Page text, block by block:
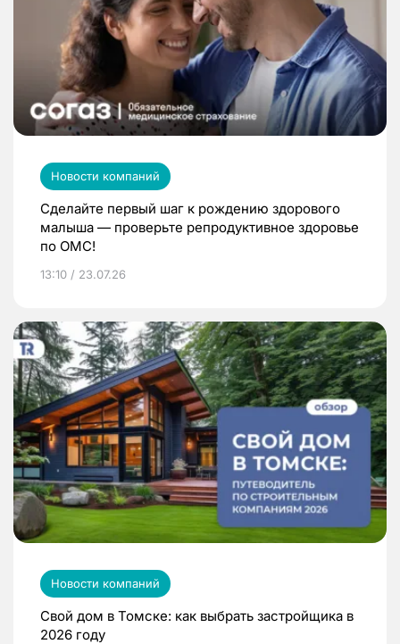
Новости компаний
Сделайте первый шаг к рождению здорового
малыша — проверьте репродуктивное здоровье
по ОМС!
13:10 / 23.07.26
Новости компаний
Свой дом в Томске: как выбрать застройщика в
2026 году